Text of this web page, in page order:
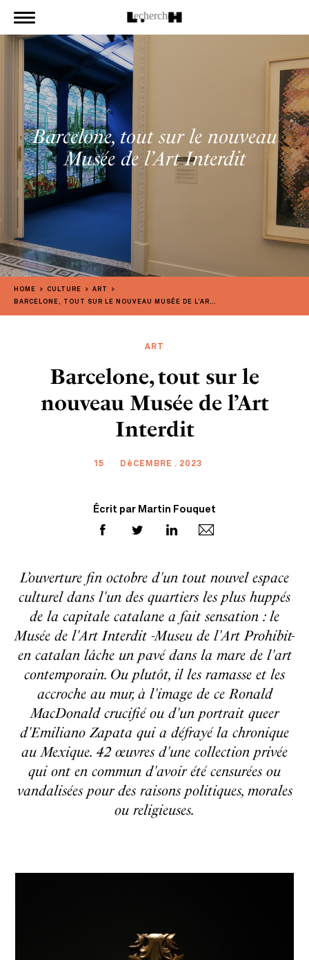
Barcelone, tout sur le nouveau
Musée de l’Art Interdit
HOME CULTURE
ART
BARCELONE, TOUT SUR LE NOUVEAU MUSÉE DE L’ART INTERDIT
ART
Barcelone, tout sur le
nouveau Musée de l’Art
Interdit
15 DéCEMBRE . 2023
Écrit par Martin Fouquet
L’ouverture fin octobre d'un tout nouvel espace
culturel dans l'un des quartiers les plus huppés
de la capitale catalane a fait sensation : le
Musée de l'Art Interdit -Museu de l'Art Prohibit-
en catalan lâche un pavé dans la mare de l'art
contemporain. Ou plutôt, il les ramasse et les
accroche au mur, à l'image de ce Ronald
MacDonald crucifié ou d'un portrait queer
d'Emiliano Zapata qui a défrayé la chronique
au Mexique. 42 œuvres d'une collection privée
qui ont en commun d'avoir été censurées ou
vandalisées pour des raisons politiques, morales
ou religieuses.